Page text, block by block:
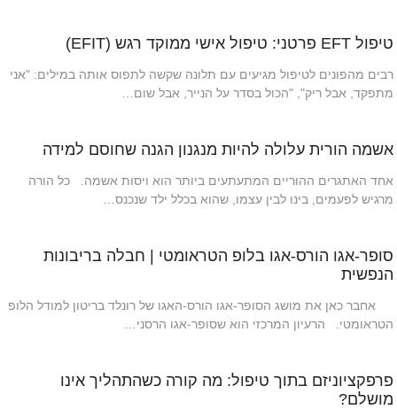
טיפול EFT פרטני: טיפול אישי ממוקד רגש (EFIT)
רבים מהפונים לטיפול מגיעים עם תלונה שקשה לתפוס אותה במילים: "אני
מתפקד, אבל ריק", "הכול בסדר על הנייר, אבל שום…
אשמה הורית עלולה להיות מנגנון הגנה שחוסם למידה
אחד האתגרים ההוריים המתעתעים ביותר הוא ויסות אשמה. כל הורה
מרגיש לפעמים, בינו לבין עצמו, שהוא בכלל ילד שנכנס…
סופר-אגו הורס-אגו בלופ הטראומטי | חבלה בריבונות
הנפשית
אחבר כאן את מושג הסופר-אגו הורס-האגו של רונלד בריטון למודל הלופ
הטראומטי. הרעיון המרכזי הוא שסופר-אגו הרסני…
פרפקציוניזם בתוך טיפול: מה קורה כשהתהליך אינו
מושלם?